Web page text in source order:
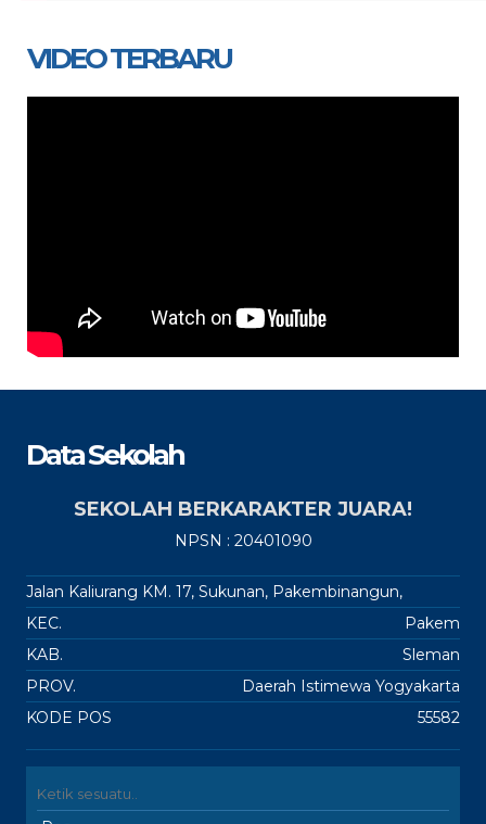
VIDEO TERBARU
Data Sekolah
SEKOLAH BERKARAKTER JUARA!
NPSN : 20401090
Jalan Kaliurang KM. 17, Sukunan, Pakembinangun,
KEC.
Pakem
KAB.
Sleman
PROV.
Daerah Istimewa Yogyakarta
KODE POS
55582